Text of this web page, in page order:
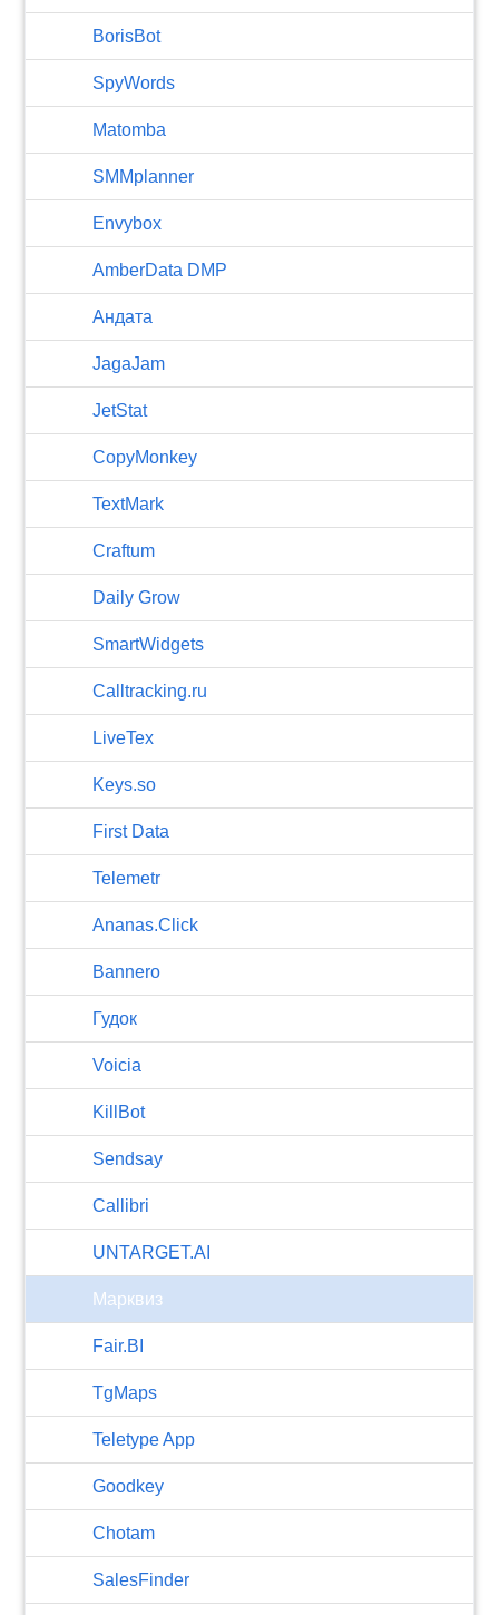
BorisBot
SpyWords
Matomba
SMMplanner
Envybox
AmberData DMP
Андата
JagaJam
JetStat
CopyMonkey
TextMark
Craftum
​Daily Grow
SmartWidgets
Calltracking.ru
LiveTex
Keys.so
First Data
Telemetr
Ananas.Click
Bannero
Гудок
Voicia
KillBot
Sendsay
Callibri
UNTARGET.AI
Марквиз
Fair.BI
TgMaps
Teletype App
Goodkey
Chotam
SalesFinder